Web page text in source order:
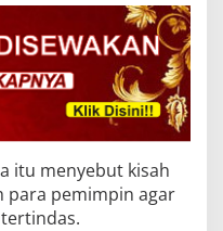
itu menyebut kisah
para pemimpin agar